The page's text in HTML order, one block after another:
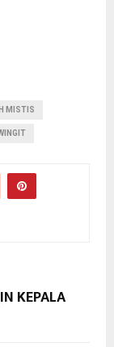
MISTIS
KEPALA